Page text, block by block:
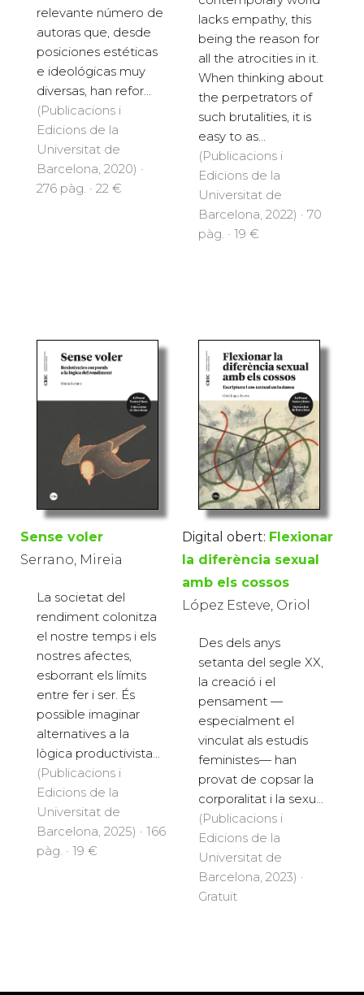
relevante número de
autoras que, desde
posiciones estéticas
e ideológicas muy
diversas, han refor...
(Publicacions i
Edicions de la
Universitat de
Barcelona, 2020) ·
276 pàg. · 22 €
lacks empathy, this
being the reason for
all the atrocities in it.
When thinking about
the perpetrators of
such brutalities, it is
easy to as...
(Publicacions i
Edicions de la
Universitat de
Barcelona, 2022) · 70
pàg. · 19 €
Sense voler
Serrano, Mireia
La societat del
rendiment colonitza
el nostre temps i els
nostres afectes,
esborrant els límits
entre fer i ser. És
possible imaginar
alternatives a la
lògica productivista...
(Publicacions i
Edicions de la
Universitat de
Barcelona, 2025) · 166
pàg. · 19 €
Digital obert: Flexionar
la diferència sexual
amb els cossos
López Esteve, Oriol
Des dels anys
setanta del segle XX,
la creació i el
pensament —
especialment el
vinculat als estudis
feministes— han
provat de copsar la
corporalitat i la sexu...
(Publicacions i
Edicions de la
Universitat de
Barcelona, 2023) ·
Gratuït